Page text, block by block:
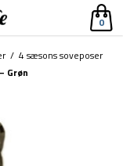
0
/ 4 sæsons soveposer
Grøn